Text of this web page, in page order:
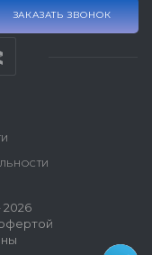
ЗАКАЗАТЬ ЗВОНОК